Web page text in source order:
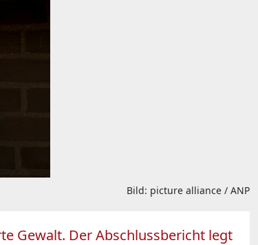
Bild: picture alliance / ANP
Gewalt. Der Abschlussbericht legt